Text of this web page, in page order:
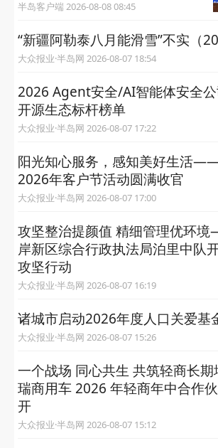
半岛客户端 2026-08-08 08:45
“新疆阿勒泰八月能滑雪”不实（
大众报业·半岛网 2026-08-07 18:54
2026 Agent安全/AI智能体安全
开源生态标杆榜单
大众报业·半岛网 2026-08-07 17:22
阳光知心服务，感知美好生活
2026年客户节活动圆满收官
大众报业·半岛网 2026-08-07 17:00
攻坚整治提颜值 精细管理优环
岸新区综合行政执法局泊里中队
攻坚行动
大众报业·半岛网 2026-08-07 16:19
诸城市启动2026年度人口关爱基
大众报业·半岛网 2026-08-07 15:26
一个战场 同心共生 共筑轻商长
瑞商用车 2026 年轻商年中合作
开
大众报业·半岛网 2026-08-07 15:12